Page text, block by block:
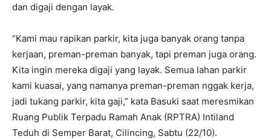
dan digaji dengan layak.
“Kami mau rapikan parkir, kita juga banyak orang tanpa
kerjaan, preman-preman banyak, tapi preman juga orang.
Kita ingin mereka digaji yang layak. Semua lahan parkir
kami kuasai, yang namanya preman-preman nggak kerja,
jadi tukang parkir, kita gaji,” kata Basuki saat meresmikan
Ruang Publik Terpadu Ramah Anak (RPTRA) Intiland
Teduh di Semper Barat, Cilincing, Sabtu (22/10).